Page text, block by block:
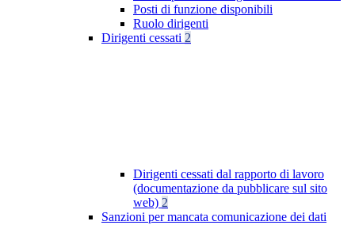
Posti di funzione disponibili
Ruolo dirigenti
Dirigenti cessati 2
Dirigenti cessati dal rapporto di lavoro
(documentazione da pubblicare sul sito
web) 2
Sanzioni per mancata comunicazione dei dati